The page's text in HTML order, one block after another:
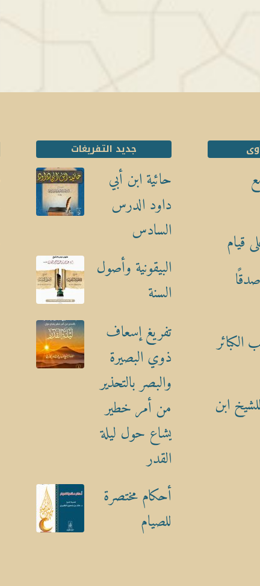
قيام
ابن
جديد التفريغات
حائية ابن أبي
داود الدرس
السادس
البيقونية وأصول
السنة
تفريغ إسعاف
ذوي البصيرة
والبصر بالتحذير
من أمر خطير
يشاع حول ليلة
القدر
أحكام مختصرة
للصيام